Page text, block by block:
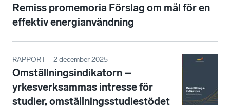
Remiss promemoria Förslag om mål för en
effektiv energianvändning
RAPPORT – 2 december 2025
Omställningsindikatorn –
yrkesverksammas intresse för
studier, omställningsstudiestödet